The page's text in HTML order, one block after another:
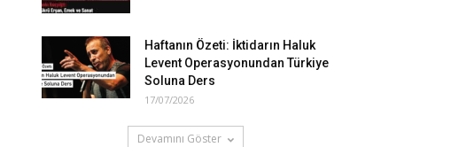
Haftanın Özeti: İktidarın Haluk
Levent Operasyonundan Türkiye
Soluna Ders
17/07/2026
Devamını Göster